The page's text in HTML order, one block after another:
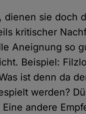
dienen sie doch
kritischer
Aneignung so
Beispiel:
ist denn da
werden?
andere